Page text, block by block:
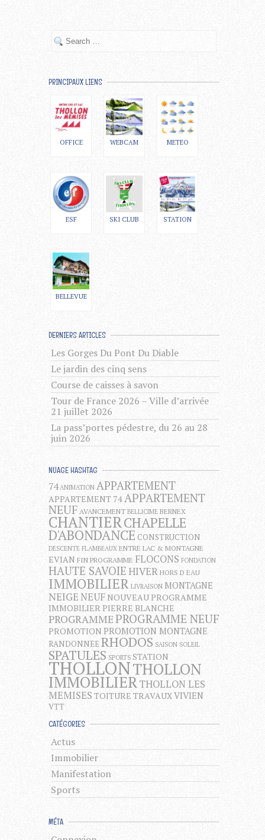
PRINCIPAUX LIENS
OFFICE WEBCAM METEO
ESF SKI CLUB STATION
BELLEVUE
DERNIERS ARTICLES
Les Gorges Du Pont Du Diable
Le jardin des cinq sens
Course de caisses à savon
Tour de France 2026 – Ville d’arrivée
21 juillet 2026
La pass’portes pédestre, du 26 au 28
juin 2026
NUAGE HASHTAG
74 ANIMATION APPARTEMENT
APPARTEMENT 74APPARTEMENT
NEUF AVANCEMENT BELLICIME BERNEX
CHANTIERCHAPELLE
D'ABONDANCE CONSTRUCTION
DESCENTE FLAMBEAUX ENTRE LAC & MONTAGNE
EVIAN FIN PROGRAMME FLOCONS FONDATION
HAUTE SAVOIEHIVER HORS D EAU
IMMOBILIER LIVRAISON MONTAGNE
NEIGENEUFNOUVEAU PROGRAMME
IMMOBILIERPIERRE BLANCHE
PROGRAMMEPROGRAMME NEUF
PROMOTION PROMOTION MONTAGNE
RANDONNEERHODOS SAISON SOLEIL
SPATULES SPORTS STATION
THOLLONTHOLLON
IMMOBILIERTHOLLON LES
MEMISES TOITURE TRAVAUXVIVIEN
VTT
CATÉGORIES
Actus
Immobilier
Manifestation
Sports
MÉTA